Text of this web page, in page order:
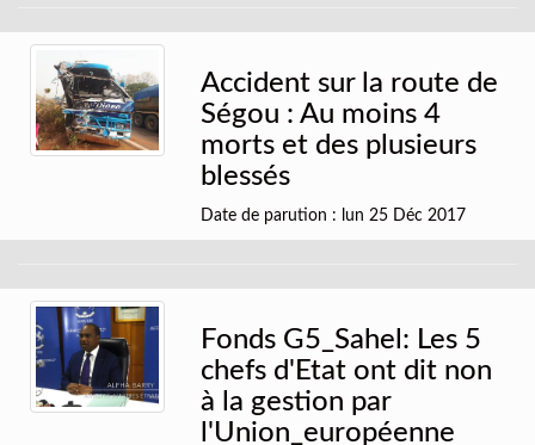
Accident sur la route de
Ségou : Au moins 4
morts et des plusieurs
blessés
Date de parution : lun 25 Déc 2017
Fonds G5_Sahel: Les 5
chefs d'Etat ont dit non
à la gestion par
l'Union_européenne